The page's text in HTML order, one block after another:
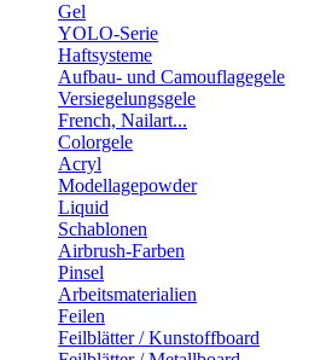
Gel
YOLO-Serie
Haftsysteme
Aufbau- und Camouflagegele
Versiegelungsgele
French, Nailart...
Colorgele
Acryl
Modellagepowder
Liquid
Schablonen
Airbrush-Farben
Pinsel
Arbeitsmaterialien
Feilen
Feilblätter / Kunstoffboard